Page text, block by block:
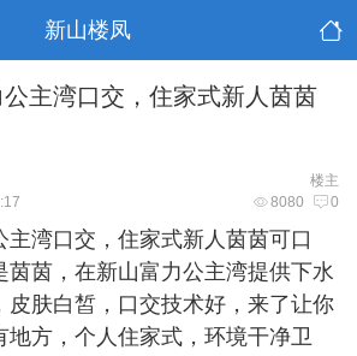
新山楼凤
主湾口交，住家式新人茵茵
楼主
8080 0
主湾口交，住家式新人茵茵可口
茵茵，在新山富力公主湾提供下水
皮肤白皙，口交技术好，来了让你
地方，个人住家式，环境干净卫